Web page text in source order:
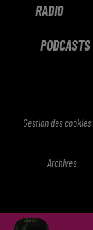
RADIO
PODCASTS
Gestion des cookies
Archives